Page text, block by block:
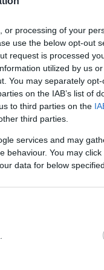
or processing of your
use the below opt-out
request is processed
utilized by us
You may separately
on the IAB’s list of
to third parties on the
third parties.
services and may
behaviour. You may
data for below
Hair Restoration,
αλλά στην